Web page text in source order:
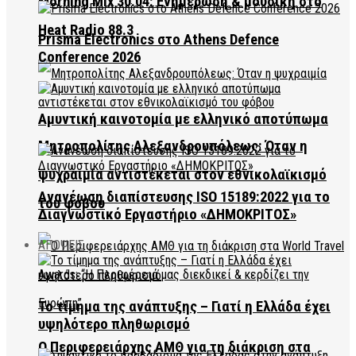
Heat Radio 88.3
Μητροπολίτης Αλεξανδρουπόλεως: Όταν η
ψυχραιμία αντιστέκεται στον εθνικολαϊκισμό
του φόβου
Ο Περιφερειάρχης ΑΜΘ για τη διάκριση στα
Prisma Electronics στο Athens Defence
Conference 2026
Αμυντική καινοτομία με ελληνικό αποτύπωμα
Ανανέωση διαπίστευσης ISO 15189:2022 για το
Διαγνωστικό Εργαστήριο «ΔΗΜΟΚΡΙΤΟΣ»
ΑΠΟΨΕΙΣ
Το τίμημα της ανάπτυξης – Γιατί η Ελλάδα έχει
υψηλότερο πληθωρισμό